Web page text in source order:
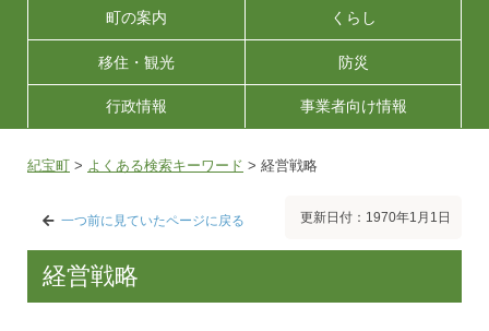
町の案内 くらし
移住・観光 防災
行政情報 事業者向け情報
紀宝町 > よくある検索キーワード > 経営戦略
一つ前に見ていたページに戻る 更新日付：1970年1月1日
経営戦略